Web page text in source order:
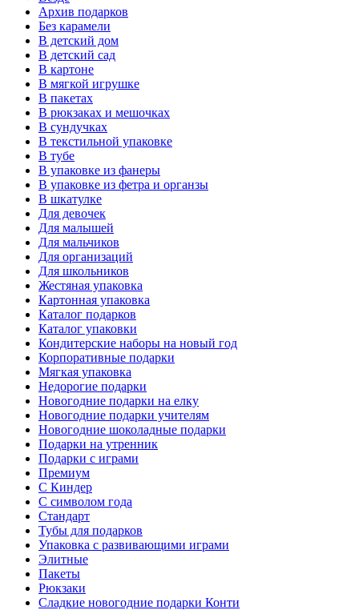
Архив подарков
Без карамели
В детский дом
В детский сад
В картоне
В мягкой игрушке
В пакетах
В рюкзаках и мешочках
В сундучках
В текстильной упаковке
В тубе
В упаковке из фанеры
В упаковке из фетра и органзы
В шкатулке
Для девочек
Для малышей
Для мальчиков
Для организаций
Для школьников
Жестяная упаковка
Картонная упаковка
Каталог подарков
Каталог упаковки
Кондитерские наборы на новый год
Корпоративные подарки
Мягкая упаковка
Недорогие подарки
Новогодние подарки на елку
Новогодние подарки учителям
Новогодние шоколадные подарки
Подарки на утренник
Подарки с играми
Премиум
С Киндер
С символом года
Стандарт
Тубы для подарков
Упаковка с развивающими играми
Элитные
Пакеты
Рюкзаки
Сладкие новогодние подарки Конти